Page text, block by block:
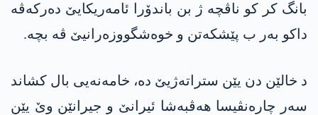
بانگ کر کو ناڤچە ژ بن باندۆرا ئامەریکایێ دەرکەڤە
داکو بەر ب پێشکەتن و خوەشگووزەرانیێ ڤە بچە.
د خالێن دن یێن ستراتەژیێ دە، خامەنەیی بال کشاند
سەر چارەنڤیسا ھەڤبەشا ئیرانێ و جیرانێن وێ یێن